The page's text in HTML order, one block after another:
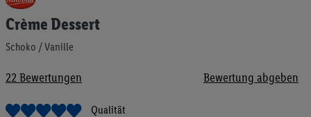
Crème Dessert
Schoko / Vanille
22 Bewertungen Bewertung abgeben
Qualität
Anfang
der
springen